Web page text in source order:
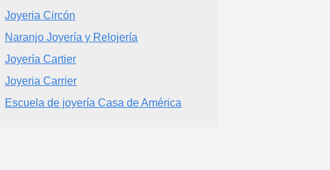
Joyeria Circón
Naranjo Joyería y Relojería
Joyería Cartier
Joyeria Carrier
Escuela de joyería Casa de América